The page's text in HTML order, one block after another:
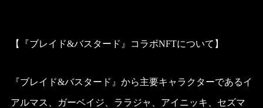
【『ブレイド&バスタード』コラボNFTについて】
『ブレイド&バスタード』から主要キャラクターであるイ
アルマス、ガーベイジ、ララジャ、アイニッキ、セズマ